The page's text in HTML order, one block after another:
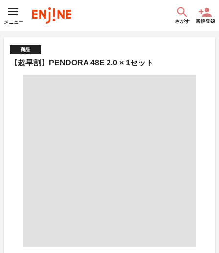
メニュー さがす 新規登録
商品
【超早割】PENDORA 48E 2.0 × 1セット